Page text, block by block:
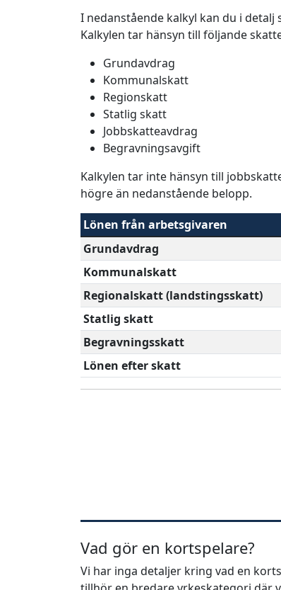
I nedanstående kalkyl kan du i
Kalkylen tar hänsyn till följande
Grundavdrag
Kommunalskatt
Regionskatt
Statlig skatt
Jobbskatteavdrag
Begravningsavgift
Kalkylen tar inte hänsyn till
högre än nedanstående belopp.
Lönen från arbetsgivaren
Grundavdrag
Kommunalskatt
Regionalskatt (landstingsskatt)
Statlig skatt
Begravningsskatt
Lönen efter skatt
Vad gör en kortspelare?
Vi har inga detaljer kring vad en